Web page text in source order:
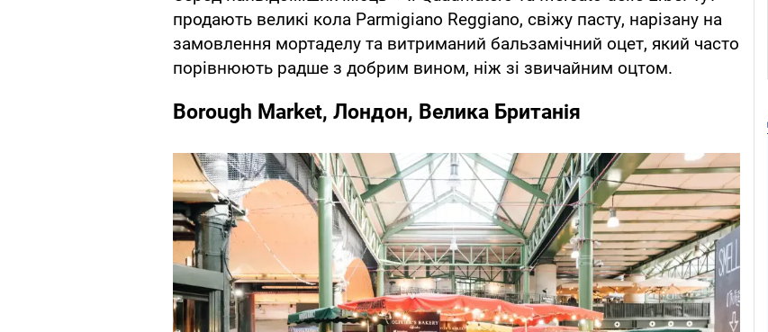
продають великі кола Parmigiano Reggiano, свіжу пасту, нарізану на
замовлення мортаделу та витриманий бальзамічний оцет, який часто
порівнюють радше з добрим вином, ніж зі звичайним оцтом.
Borough Market, Лондон, Велика Британія